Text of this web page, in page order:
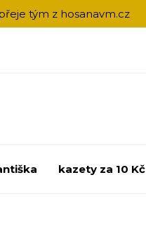
tým z hosanavm.cz
kazety za 10 Kč